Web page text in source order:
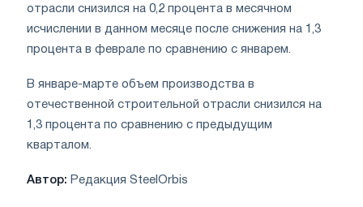
отрасли снизился на 0,2 процента в месячном
исчислении в данном месяце после снижения на 1,3
процента в феврале по сравнению с январем.
В январе-марте объем производства в
отечественной строительной отрасли снизился на
1,3 процента по сравнению с предыдущим
кварталом.
Автор: Редакция SteelOrbis